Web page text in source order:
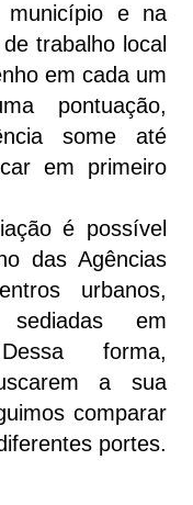
município e na
trabalho local
em cada um
pontuação,
some até
em primeiro
é possível
das Agências
urbanos,
em
forma,
a sua
comparar
portes.